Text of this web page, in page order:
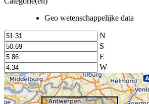
Geo wetenschappelijke data
N
S
E
W